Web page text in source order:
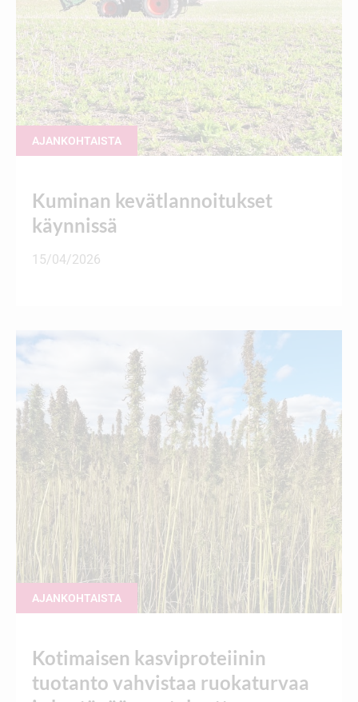
AJANKOHTAISTA
Kuminan kevätlannoitukset
käynnissä
15/04/2026
AJANKOHTAISTA
Kotimaisen kasviproteiinin
tuotanto vahvistaa ruokaturvaa